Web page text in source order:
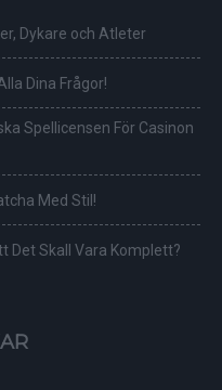
Dykare och Atleter
Dina Frågor!
Spellicensen För Casinon
Med Stil!
Det Skall Vara Komplett?